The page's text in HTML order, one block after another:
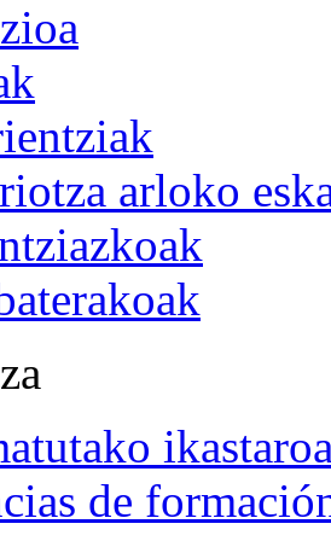
arloko
de